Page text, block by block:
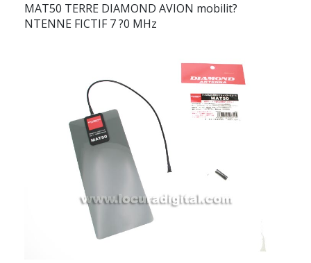
MAT50 TERRE DIAMOND AVION mobilit?
NTENNE FICTIF 7 ?0 MHz